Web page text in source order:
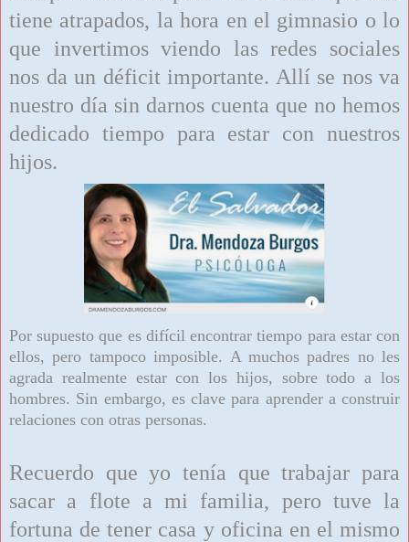
tiene atrapados, la hora en el gimnasio o lo
que invertimos viendo las redes sociales
nos da un déficit importante. Allí se nos va
nuestro día sin darnos cuenta que no hemos
dedicado tiempo para estar con nuestros
hijos.
Por supuesto que es difícil encontrar tiempo para estar con
ellos, pero tampoco imposible. A muchos padres no les
agrada realmente estar con los hijos, sobre todo a los
hombres. Sin embargo, es clave para aprender a construir
relaciones con otras personas.
Recuerdo que yo tenía que trabajar para
sacar a flote a mi familia, pero tuve la
fortuna de tener casa y oficina en el mismo